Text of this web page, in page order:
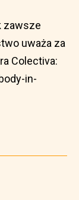
zawsze
uważa za
Colectiva:
in-